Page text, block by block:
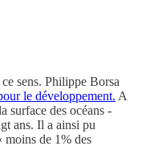
sens. Philippe Borsa
le développement. A
surface des océans -
ans. Il a ainsi pu
de 1% des